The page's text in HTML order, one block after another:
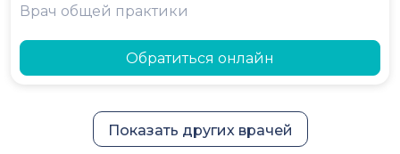
Врач общей практики
Обратиться онлайн
Показать других врачей